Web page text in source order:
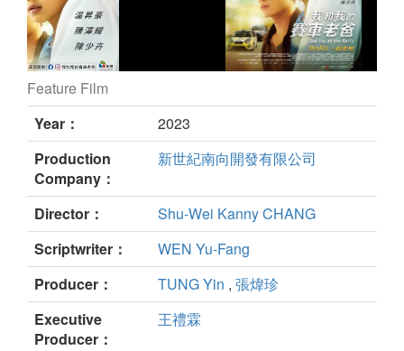
See You at The Rally still
Feature Film
Year：
2023
Production
Company：
新世紀南向開發有限公司
Director：
Shu-Wei Kanny CHANG
Scriptwriter：
WEN Yu-Fang
Producer：
TUNG Yin , 張煒珍
Executive
Producer：
王禮霖